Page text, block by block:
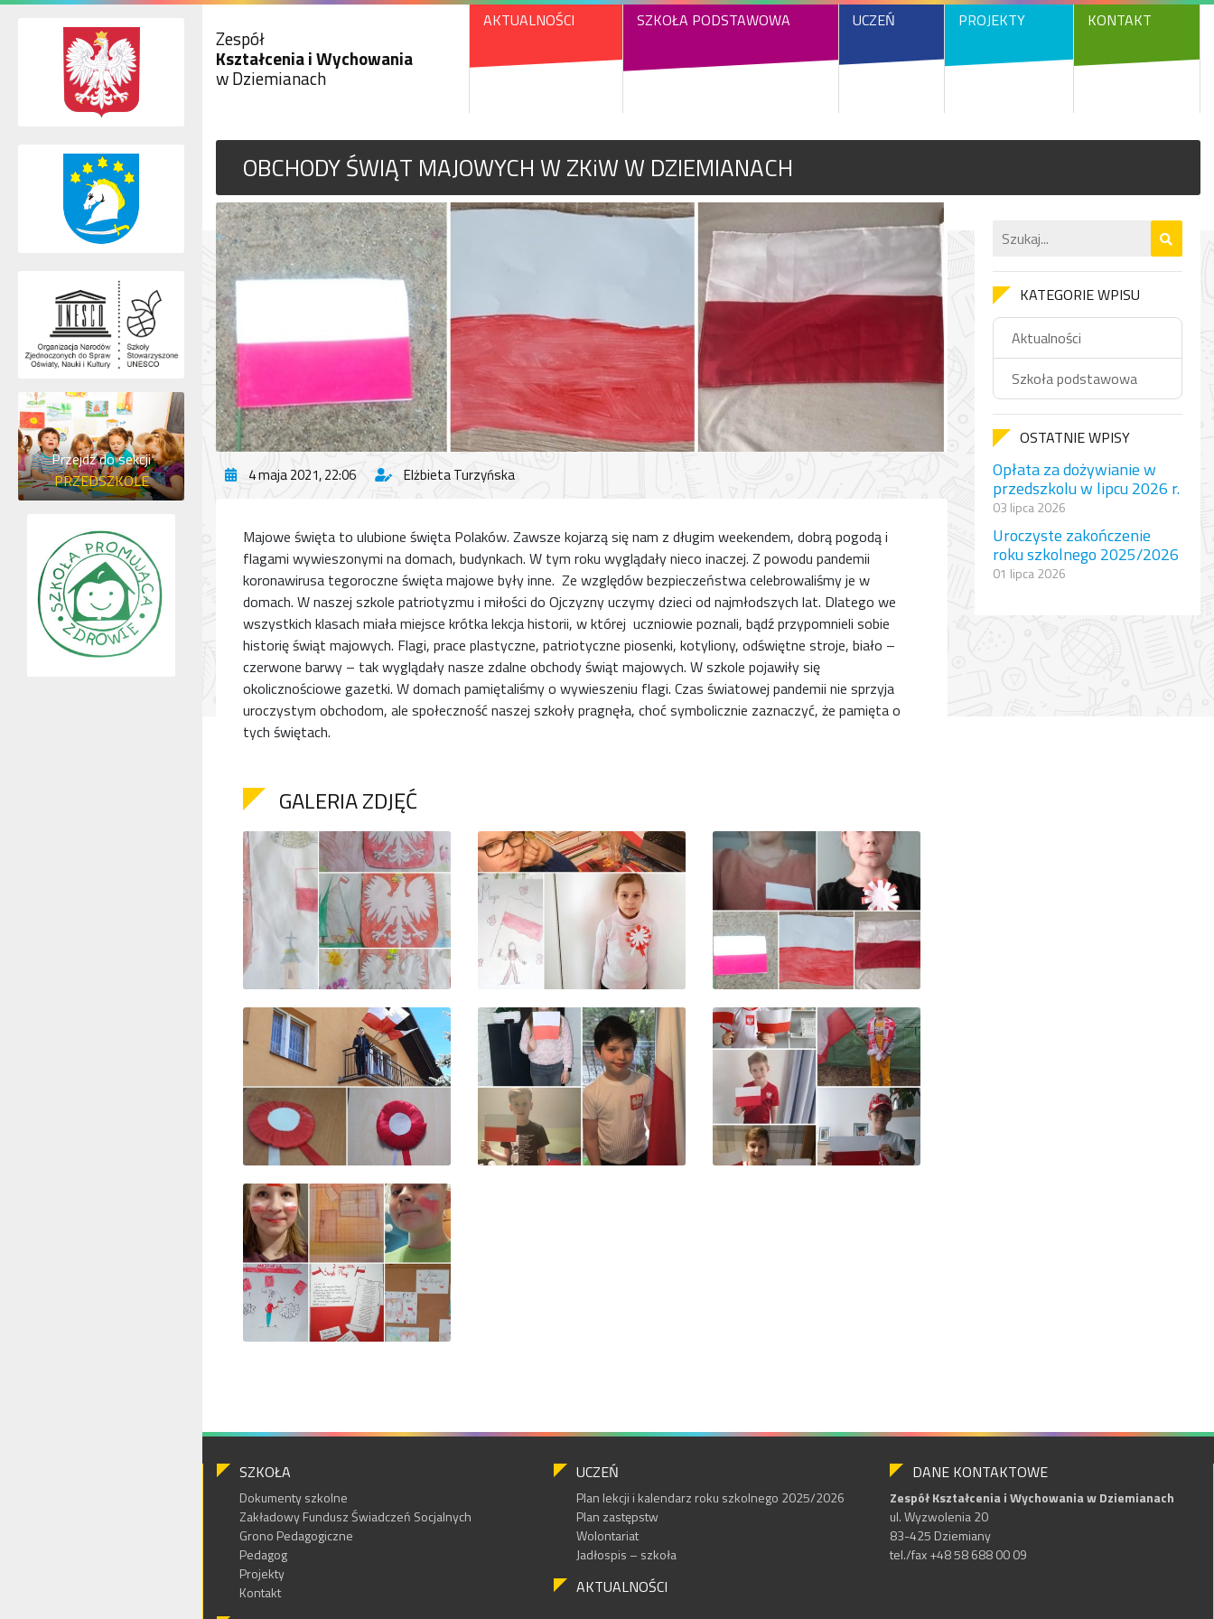
Zespół
Kształcenia i Wychowania
w Dziemianach
AKTUALNOŚCI SZKOŁA PODSTAWOWA UCZEŃ PROJEKTY KONTAKT
OBCHODY ŚWIĄT MAJOWYCH W ZKiW W DZIEMIANACH
4 maja 2021, 22:06 Elżbieta Turzyńska
Majowe święta to ulubione święta Polaków. Zawsze kojarzą się nam z długim weekendem, dobrą pogodą i
flagami wywieszonymi na domach, budynkach. W tym roku wyglądały nieco inaczej. Z powodu pandemii
koronawirusa tegoroczne święta majowe były inne. Ze względów bezpieczeństwa celebrowaliśmy je w
domach. W naszej szkole patriotyzmu i miłości do Ojczyzny uczymy dzieci od najmłodszych lat. Dlatego we
wszystkich klasach miała miejsce krótka lekcja historii, w której uczniowie poznali, bądź przypomnieli sobie
historię świąt majowych. Flagi, prace plastyczne, patriotyczne piosenki, kotyliony, odświętne stroje, biało –
czerwone barwy – tak wyglądały nasze zdalne obchody świąt majowych. W szkole pojawiły się
okolicznościowe gazetki. W domach pamiętaliśmy o wywieszeniu flagi. Czas światowej pandemii nie sprzyja
uroczystym obchodom, ale społeczność naszej szkoły pragnęła, choć symbolicznie zaznaczyć, że pamięta o
tych świętach.
GALERIA ZDJĘĆ
KATEGORIE WPISU
Aktualności
Szkoła podstawowa
OSTATNIE WPISY
Opłata za dożywianie w
przedszkolu w lipcu 2026 r.
03 lipca 2026
Uroczyste zakończenie
roku szkolnego 2025/2026
01 lipca 2026
SZKOŁA
Dokumenty szkolne
Zakładowy Fundusz Świadczeń Socjalnych
Grono Pedagogiczne
Pedagog
Projekty
Kontakt
UCZEŃ
Plan lekcji i kalendarz roku szkolnego 2025/2026
Plan zastępstw
Wolontariat
Jadłospis – szkoła
AKTUALNOŚCI
DANE KONTAKTOWE
Zespół Kształcenia i Wychowania w Dziemianach
ul. Wyzwolenia 20
83-425 Dziemiany
tel./fax +48 58 688 00 09
Przejdź do sekcji
PRZEDSZKOLE